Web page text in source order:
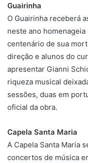
Guairinha
O Guairinha receberá
neste ano
centenário de sua
direção e alunos do
apresentar Gianni
riqueza musical
sessões, duas em
oficial da obra.
Capela Santa Maria
A Capela Santa Maria
concertos de música